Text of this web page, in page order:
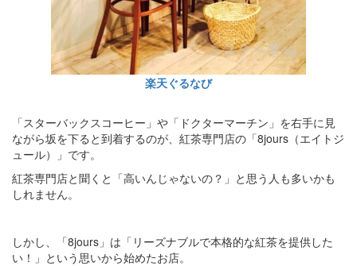
楽天ぐるなび
「スターバックスコーヒー」や「ドクターマーチン」を右手に見
ながら坂を下ると到着するのが、紅茶専門店の「8jours（エイトジ
ュール）」です。
紅茶専門店と聞くと「高いんじゃないの？」と思う人も多いかも
しれません。
しかし、「8jours」は「リーズナブルで本格的な紅茶を提供した
い！」という思いから始めたお店。